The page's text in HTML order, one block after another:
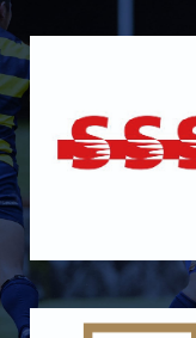
4月19日 関
2025/12/12
12月13日 大
11月30日
2025/11/29
11月29日 同